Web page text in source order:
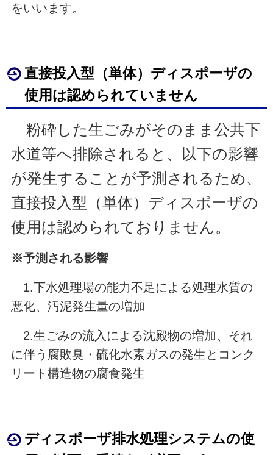
をいいます。
直接投入型（単体）ディスポーザの
使用は認められていません
粉砕した生ごみがそのまま公共下
水道等へ排除されると、以下の影響
が発生することが予測されるため、
直接投入型（単体）ディスポーザの
使用は認められておりません。
※予測される影響
1.下水処理場の能力不足による処理水質の
悪化、汚泥発生量の増加
2.生ごみの流入による沈殿物の増加、それ
に伴う腐敗臭・硫化水素ガスの発生とコンク
リート構造物の腐食発生
ディスポーザ排水処理システムの使